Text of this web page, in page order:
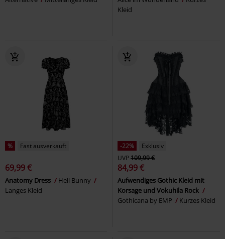
Kleid
% Fast ausverkauft
69,99 €
Anatomy Dress
Hell Bunny
Langes Kleid
-22%
Exklusiv
UVP109,99 €
84,99 €
Aufwendiges Gothic Kleid mit
Korsage und Vokuhila Rock
Gothicana by EMP
Kurzes Kleid